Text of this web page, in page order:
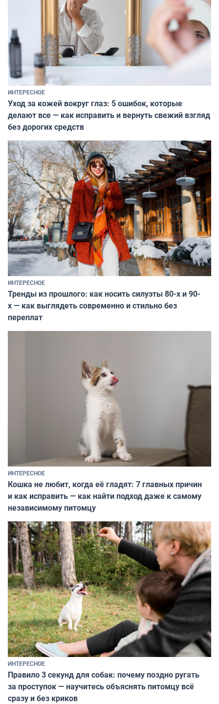
ИНТЕРЕСНОЕ
Уход за кожей вокруг глаз: 5 ошибок, которые
делают все — как исправить и вернуть свежий взгляд
без дорогих средств
ИНТЕРЕСНОЕ
Тренды из прошлого: как носить силуэты 80-х и 90-
х — как выглядеть современно и стильно без
переплат
ИНТЕРЕСНОЕ
Кошка не любит, когда её гладят: 7 главных причин
и как исправить — как найти подход даже к самому
независимому питомцу
ИНТЕРЕСНОЕ
Правило 3 секунд для собак: почему поздно ругать
за проступок — научитесь объяснять питомцу всё
сразу и без криков